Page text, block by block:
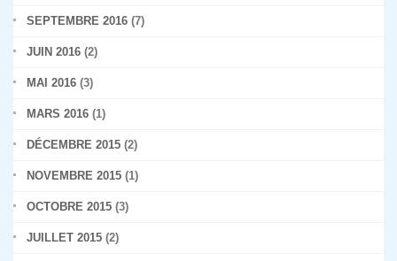
SEPTEMBRE 2016 (7)
JUIN 2016 (2)
MAI 2016 (3)
MARS 2016 (1)
DÉCEMBRE 2015 (2)
NOVEMBRE 2015 (1)
OCTOBRE 2015 (3)
JUILLET 2015 (2)